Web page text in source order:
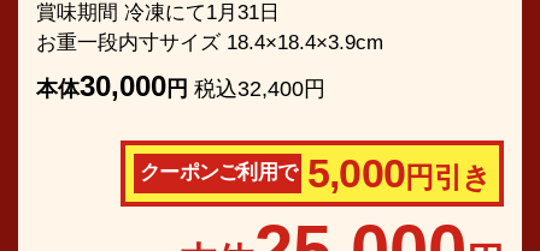
賞味期間 冷凍にて1月31日
お重一段内寸サイズ 18.4×18.4×3.9cm
本体30,000円 税込32,400円
クーポンご利用で 5,000円引き